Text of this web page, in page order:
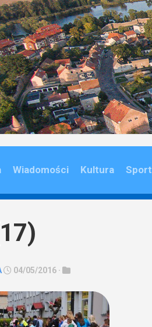
Wiadomości Kultura Sport
04/05/2016 ·